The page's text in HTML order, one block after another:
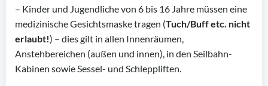
– Kinder und Jugendliche von 6 bis 16 Jahre müssen eine
medizinische Gesichtsmaske tragen (Tuch/Buff etc. nicht
erlaubt!) – dies gilt in allen Innenräumen,
Anstehbereichen (außen und innen), in den Seilbahn-
Kabinen sowie Sessel- und Schleppliften.